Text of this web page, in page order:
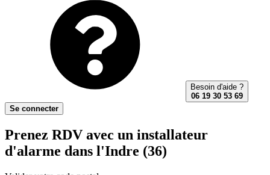
Besoin d'aide ?
06 19 30 53 69
Se connecter
Prenez RDV avec un installateur
d'alarme dans l'Indre (36)